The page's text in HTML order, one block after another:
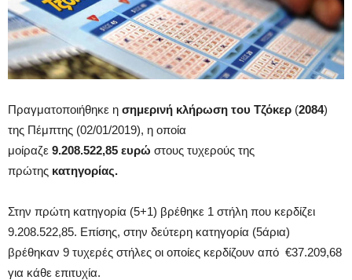
Πραγματοποιήθηκε η σημερινή κλήρωση του Τζόκερ (2084)
της Πέμπτης (02/01/2019), η οποία
μοίραζε 9.208.522,85 ευρώ στους τυχερούς της
πρώτης κατηγορίας.
Στην πρώτη κατηγορία (5+1) βρέθηκε 1 στήλη που κερδίζει
9.208.522,85. Επίσης, στην δεύτερη κατηγορία (5άρια)
βρέθηκαν 9 τυχερές στήλες οι οποίες κερδίζουν από €37.209,68
για κάθε επιτυχία.